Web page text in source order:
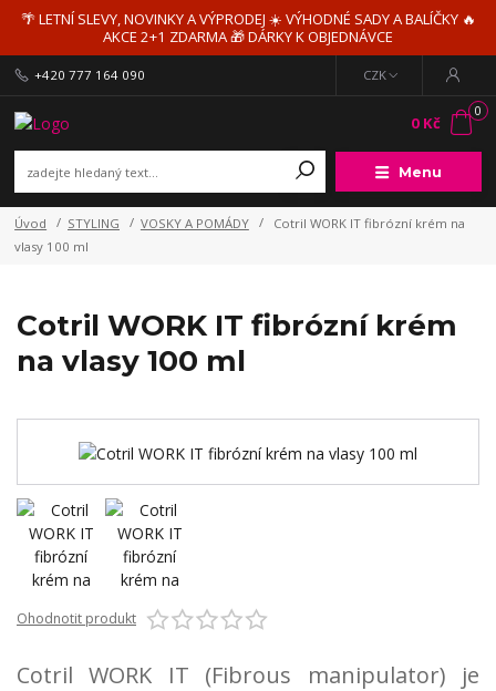
🌴 LETNÍ SLEVY, NOVINKY A VÝPRODEJ ☀️ VÝHODNÉ SADY A BALÍČKY 🔥
AKCE 2+1 ZDARMA 🎁 DÁRKY K OBJEDNÁVCE
Menu
CZK
+420 777 164 090
0
0 Kč
Úvod STYLING VOSKY A POMÁDY
Cotril WORK IT fibrózní krém na
vlasy 100 ml
Cotril WORK IT fibrózní krém
na vlasy 100 ml
Ohodnotit produkt
Cotril WORK IT (Fibrous manipulator) je